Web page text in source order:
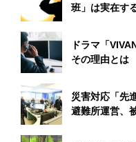
班」は実在す
ドラマ「
その理由とは
災害対応「先
避難所運営、